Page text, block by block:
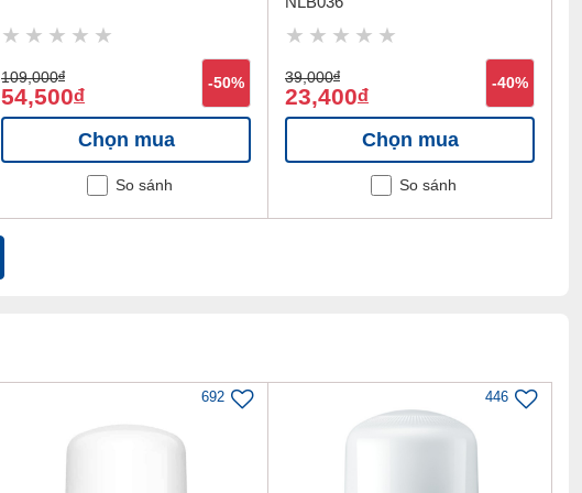
109,000đ
54,500đ
-50%
Chọn mua
So sánh
39,000đ
23,400đ
-40%
Chọn mua
So sánh
692 446